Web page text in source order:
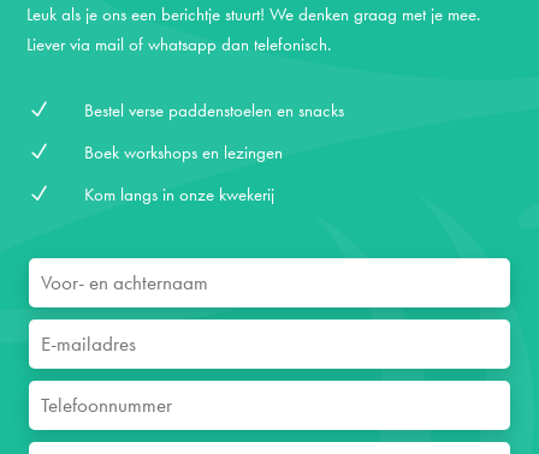
Leuk als je ons een berichtje stuurt! We denken graag met je mee.
Liever via mail of whatsapp dan telefonisch.
N Bestel verse paddenstoelen en snacks
N Boek workshops en lezingen
N Kom langs in onze kwekerij